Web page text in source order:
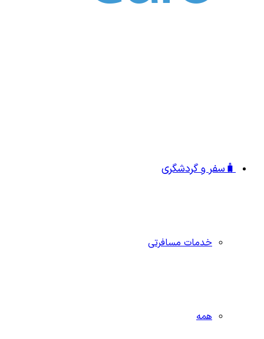
🧳سفر و گردشگری
خدمات مسافرتی
همه